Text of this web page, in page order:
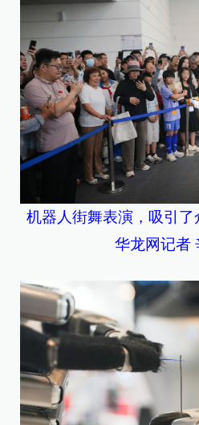
机器人街舞表演，吸引
华龙网记者